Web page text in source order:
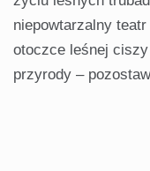
niepowtarzalny
otoczce leśnej
przyrody –